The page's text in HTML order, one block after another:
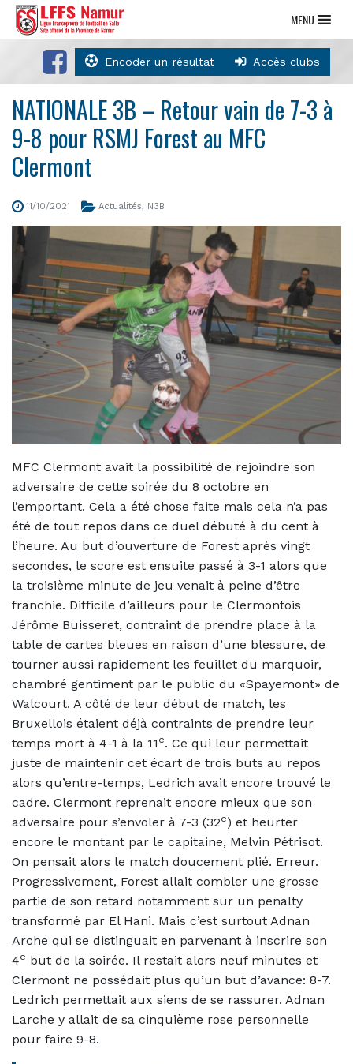
Encoder un résultat Accès clubs
MENU
NATIONALE 3B – Retour vain de 7-3 à
9-8 pour RSMJ Forest au MFC
Clermont
11/10/2021 Actualités, N3B
MFC Clermont avait la possibilité de rejoindre son
adversaire de cette soirée du 8 octobre en
l’emportant. Cela a été chose faite mais cela n’a pas
été de tout repos dans ce duel débuté à du cent à
l’heure. Au but d’ouverture de Forest après vingt
secondes, le score est ensuite passé à 3-1 alors que
la troisième minute de jeu venait à peine d’être
franchie. Difficile d’ailleurs pour le Clermontois
Jérôme Buisseret, contraint de prendre place à la
table de cartes bleues en raison d’une blessure, de
tourner aussi rapidement les feuillet du marquoir,
chambré gentiment par le public du «Spayemont» de
Walcourt. A côté de leur début de match, les
Bruxellois étaient déjà contraints de prendre leur
temps mort à 4-1 à la 11 e. Ce qui leur permettait
juste de maintenir cet écart de trois buts au repos
alors qu’entre-temps, Ledrich avait encore trouvé le
cadre. Clermont reprenait encore mieux que son
adversaire pour s’envoler à 7-3 (32e) et heurter
encore le montant par le capitaine, Melvin Pétrisot.
On pensait alors le match doucement plié. Erreur.
Progressivement, Forest allait combler une grosse
partie de son retard notamment sur un penalty
transformé par El Hani. Mais c’est surtout Adnan
Arche qui se distinguait en parvenant à inscrire son
4e but de la soirée. Il restait alors neuf minutes et
Clermont ne possédait plus qu’un but d’avance: 8-7.
Ledrich permettait aux siens de se rassurer. Adnan
Larche y allait de sa cinquième rose personnelle
pour faire 9-8.